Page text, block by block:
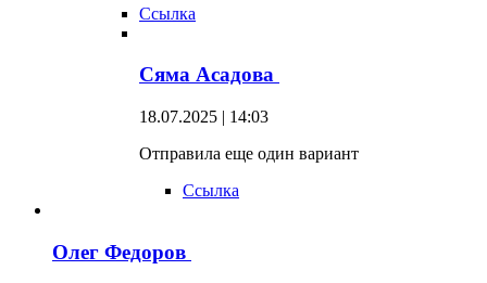
Ссылка
Сяма Асадова
18.07.2025 | 14:03
Отправила еще один вариант
Ссылка
Олег Федоров